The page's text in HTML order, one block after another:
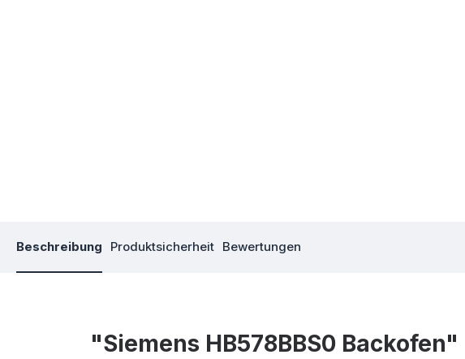
Beschreibung Produktsicherheit Bewertungen
"Siemens HB578BBS0 Backofen"